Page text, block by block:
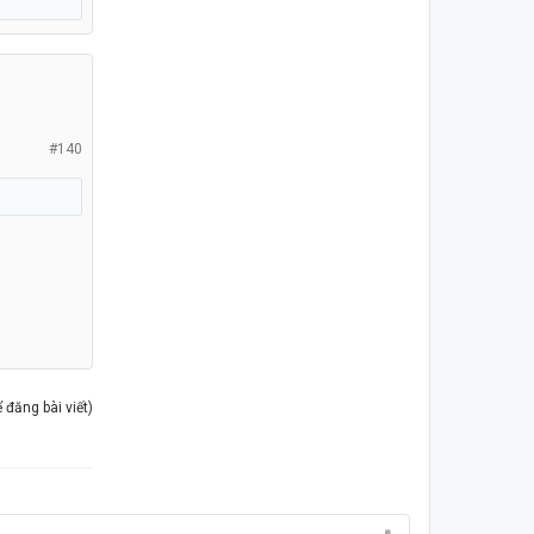
#140
đăng bài viết)